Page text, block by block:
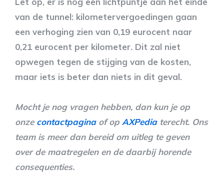
van de tunnel: kilometervergoedingen gaan
een verhoging zien van 0,19 eurocent naar
0,21 eurocent per kilometer. Dit zal niet
opwegen tegen de stijging van de kosten,
maar iets is beter dan niets in dit geval.
Mocht je nog vragen hebben, dan kun je op
onze contactpaginaof op AXPediaterecht. Ons
team is meer dan bereid om uitleg te geven
over de maatregelen en de daarbij horende
consequenties.